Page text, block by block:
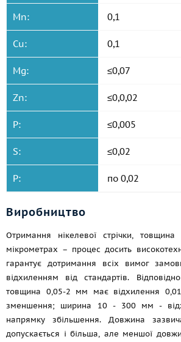
Mn: 0,1
Cu: 0,1
Mg: ≤0,07
Zn: ≤0,0,02
P: ≤0,005
S: ≤0,02
P: по 0,02
Виробництво
Отримання нікелевої стрічки,
мікрометрах – процес досить
гарантує дотримання всіх вимог
відхиленням від стандартів.
товщина 0,05-2 мм має відхилення
зменшення; ширина 10 - 300 мм -
напрямку збільшення. Довжина
допускається і більша, але меншої